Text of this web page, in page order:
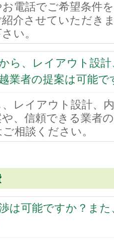
電話でご希望条件
介させていただき
い。
ら、レイアウト設
業者の提案は可能で
レイアウト設計、
、信頼できる業者
相談ください。
は可能ですか？ま